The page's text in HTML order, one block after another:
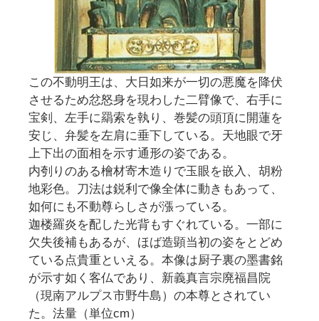
この不動明王は、大日如来が一切の悪魔を降伏
させるため忿怒身を現わした二臂像で、右手に
宝剣、左手に羂索を執り、巻髪の頭頂に開蓮を
安じ、弁髪を左肩に垂下している。天地眼で牙
上下出の面相を示す通形の姿である。
内刳りのある檜材寄木造りで玉眼を嵌入、胡粉
地彩色。刀法は鋭利で像全体に動きもあって、
如何にも不動尊らしさが漲っている。
迦楼羅炎を配した光背もすぐれている。一部に
欠失後補もあるが、ほば造顕当初の姿をとどめ
ている点貴重といえる。本像は厨子裏の墨書銘
が示す如く客仏であり、新義真言宗廃福昌院
（現南アルプス市野牛島）の本尊とされてい
た。法量（単位cm）